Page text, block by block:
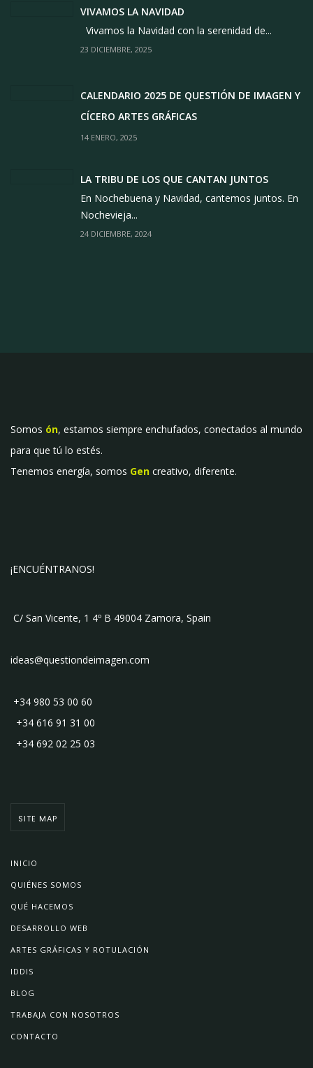
VIVAMOS LA NAVIDAD
Vivamos la Navidad con la serenidad de...
23 DICIEMBRE, 2025
CALENDARIO 2025 DE QUESTIÓN DE IMAGEN Y
CÍCERO ARTES GRÁFICAS
14 ENERO, 2025
LA TRIBU DE LOS QUE CANTAN JUNTOS
En Nochebuena y Navidad, cantemos juntos. En
Nochevieja...
24 DICIEMBRE, 2024
Somos ón, estamos siempre enchufados, conectados al mundo
para que tú lo estés.
Tenemos energía, somos Gen creativo, diferente.
¡ENCUÉNTRANOS!
C/ San Vicente, 1 4º B 49004 Zamora, Spain
ideas@questiondeimagen.com
+34 980 53 00 60
+34 616 91 31 00
+34 692 02 25 03
SITE MAP
INICIO
QUIÉNES SOMOS
QUÉ HACEMOS
DESARROLLO WEB
ARTES GRÁFICAS Y ROTULACIÓN
IDDIS
BLOG
TRABAJA CON NOSOTROS
CONTACTO